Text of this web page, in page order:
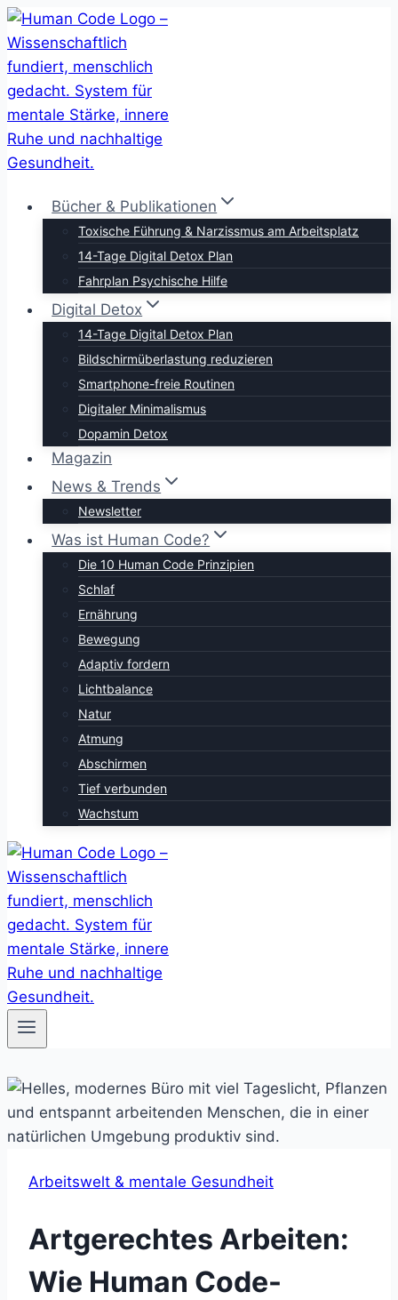
Zum
Inhalt
springen
Bücher & Publikationen
Toxische Führung & Narzissmus am Arbeitsplatz
14-Tage Digital Detox Plan
Fahrplan Psychische Hilfe
Digital Detox
14-Tage Digital Detox Plan
Bildschirmüberlastung reduzieren
Smartphone-freie Routinen
Digitaler Minimalismus
Dopamin Detox
Magazin
News & Trends
Newsletter
Was ist Human Code?
Die 10 Human Code Prinzipien
Schlaf
Ernährung
Bewegung
Adaptiv fordern
Lichtbalance
Natur
Atmung
Abschirmen
Tief verbunden
Wachstum
Arbeitswelt & mentale Gesundheit
Artgerechtes Arbeiten:
Wie Human Code-